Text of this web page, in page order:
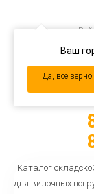
Ваш
Да, все верно
navigation
Каталог
для вилочных